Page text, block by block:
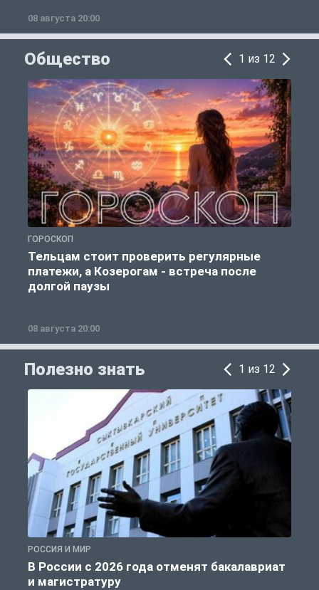
08 августа 20:00
Общество 1 из 12
ГОРОСКОП
Тельцам стоит проверить регулярные
платежи, а Козерогам - встреча после
долгой паузы
08 августа 20:00
Полезно знать 1 из 12
РОССИЯ И МИР
В России с 2026 года отменят бакалавриат
и магистратуру